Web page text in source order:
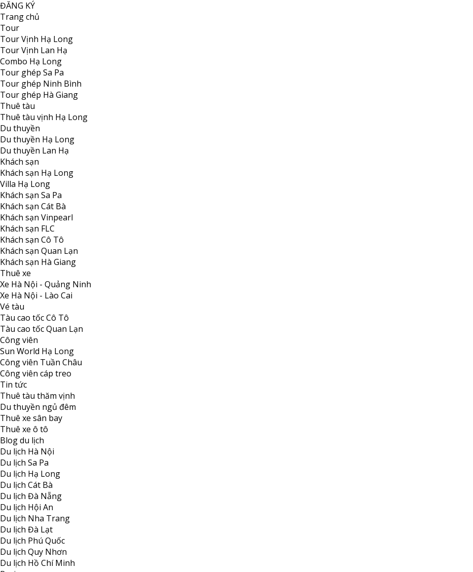
ĐĂNG KÝ
Trang chủ
Tour
Tour Vịnh Hạ Long
Tour Vịnh Lan Hạ
Combo Hạ Long
Tour ghép Sa Pa
Tour ghép Ninh Bình
Tour ghép Hà Giang
Thuê tàu
Thuê tàu vịnh Hạ Long
Du thuyền
Du thuyền Hạ Long
Du thuyền Lan Hạ
Khách sạn
Khách sạn Hạ Long
Villa Hạ Long
Khách sạn Sa Pa
Khách sạn Cát Bà
Khách sạn Vinpearl
Khách sạn FLC
Khách sạn Cô Tô
Khách sạn Quan Lạn
Khách sạn Hà Giang
Thuê xe
Xe Hà Nội - Quảng Ninh
Xe Hà Nội - Lào Cai
Vé tàu
Tàu cao tốc Cô Tô
Tàu cao tốc Quan Lạn
Công viên
Sun World Hạ Long
Công viên Tuần Châu
Công viên cáp treo
Tin tức
Thuê tàu thăm vịnh
Du thuyền ngủ đêm
Thuê xe sân bay
Thuê xe ô tô
Blog du lịch
Du lịch Hà Nội
Du lịch Sa Pa
Du lịch Hạ Long
Du lịch Cát Bà
Du lịch Đà Nẵng
Du lịch Hội An
Du lịch Nha Trang
Du lịch Đà Lạt
Du lịch Phú Quốc
Du lịch Quy Nhơn
Du lịch Hồ Chí Minh